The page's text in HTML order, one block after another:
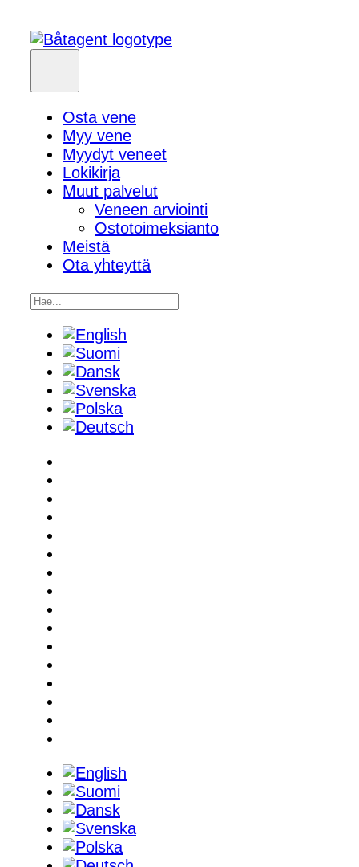
Osta vene
Myy vene
Myydyt veneet
Lokikirja
Muut palvelut
Veneen arviointi
Ostotoimeksianto
Meistä
Ota yhteyttä